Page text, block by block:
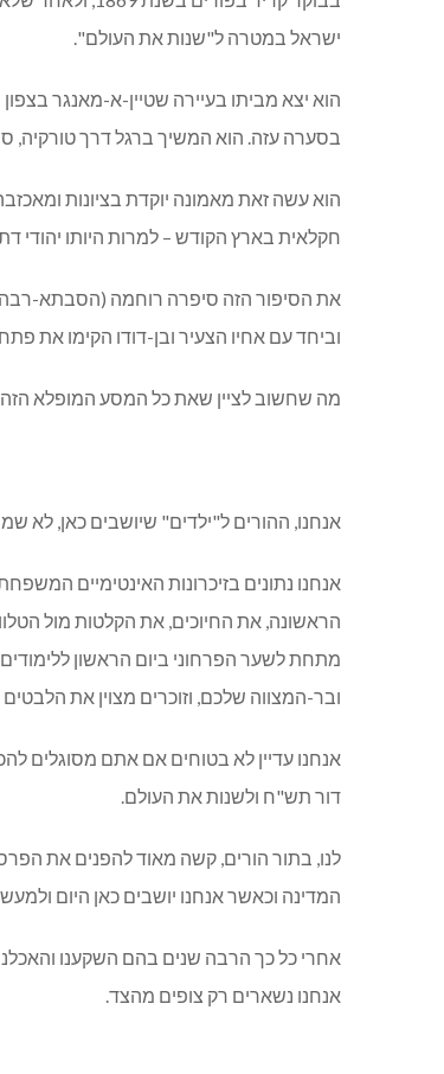
ישראל במטרה ל"שנות את העולם".
הוא יצא מביתו בעיירה שטיין-א-מאנגר
בסערה עזה. הוא המשיך ברגל דרך טורקיה,
הוא עשה זאת מאמונה יוקדת בציונות
חקלאית בארץ הקודש – למרות היותו יהודי
את הסיפור הזה סיפרה רוחמה (הסבתא-רבה
וביחד עם אחיו הצעיר ובן-דודו הקימו את
מה שחשוב לציין שאת כל המסע המופלא הזה הוא עשה כשהוא
אנחנו, ההורים ל"ילדים" שיושבים כאן, לא
אנחנו נתונים בזיכרונות האינטימיים
הראשונה, את החיוכים, את הקלטות מול
מתחת לשער הפרחוני ביום הראשון
ובר-המצווה שלכם, וזוכרים מצוין את
אנחנו עדיין לא בטוחים אם אתם מסוגלים
דור תש"ח ולשנות את העולם.
לנו, בתור הורים, קשה מאוד להפנים את
המדינה וכאשר אנחנו יושבים כאן היום
אחרי כל כך הרבה שנים בהם השקענו והאכלנו
אנחנו נשארים רק צופים מהצד.